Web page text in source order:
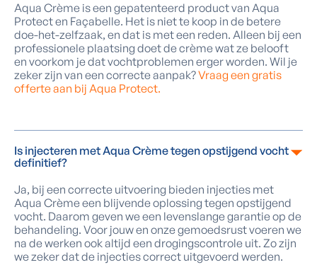
Aqua Crème is een gepatenteerd product van Aqua
Protect en Façabelle. Het is niet te koop in de betere
doe-het-zelfzaak, en dat is met een reden. Alleen bij een
professionele plaatsing doet de crème wat ze belooft
en voorkom je dat vochtproblemen erger worden. Wil je
zeker zijn van een correcte aanpak?Vraag een gratis
offerte aan bij Aqua Protect.
Is injecteren met Aqua Crème tegen opstijgend vocht
definitief?
Ja, bij een correcte uitvoering bieden injecties met
Aqua Crème een blijvende oplossing tegen opstijgend
vocht. Daarom geven we een levenslange garantie op de
behandeling. Voor jouw en onze gemoedsrust voeren we
na de werken ook altijd een drogingscontrole uit. Zo zijn
we zeker dat de injecties correct uitgevoerd werden.